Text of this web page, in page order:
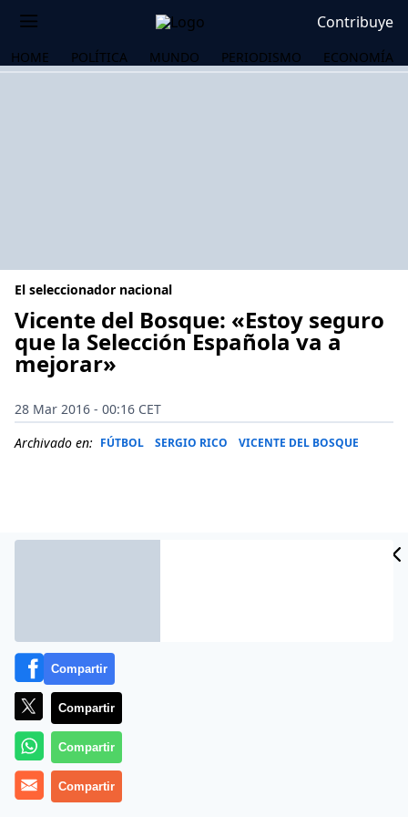
Contribuye
HOME POLÍTICA MUNDO PERIODISMO ECONOMÍA
El seleccionador nacional
Vicente del Bosque: «Estoy seguro
que la Selección Española va a
mejorar»
28 Mar 2016 - 00:16 CET
Archivado en: FÚTBOL SERGIO RICO VICENTE DEL BOSQUE
Más información
Compartir
Compartir
Compartir
Compartir